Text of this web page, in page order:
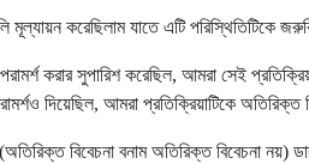
করেছিলাম যাতে এটি পরিস্থিতিটিকে
করার সুপারিশ করেছিল, আমরা সেই
দিয়েছিল, আমরা প্রতিক্রিয়াটিকে অতিরিক্ত
বিবেচনা বনাম অতিরিক্ত বিবেচনা নয়)